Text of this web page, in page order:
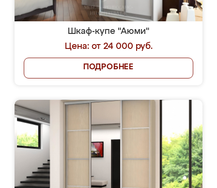
Шкаф-купе "Аюми"
Цена: от 24 000 руб.
ПОДРОБНЕЕ